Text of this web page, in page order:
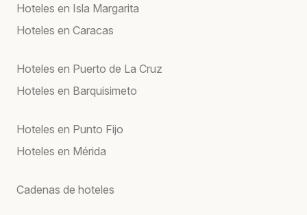
Hoteles en Isla Margarita
Hoteles en Caracas
Hoteles en Puerto de La Cruz
Hoteles en Barquisimeto
Hoteles en Punto Fijo
Hoteles en Mérida
Cadenas de hoteles